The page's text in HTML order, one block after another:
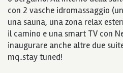
con 2 vasche idromassaggio
una sauna, una zona relax
il camino e una smart TV con
inaugurare anche altre due
mq..stay tuned!